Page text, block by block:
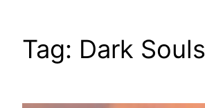
Tag: Dark Souls